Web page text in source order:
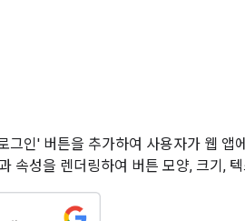
그인' 버튼을 추가하여 사용자가 웹
속성을 렌더링하여 버튼 모양, 크기,